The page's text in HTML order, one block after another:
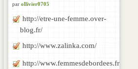
par ollivier0705
http://etre-une-femme.over-
blog.fr/
http://www.zalinka.com/
http://www.femmesdebordees.fr/1.aspx